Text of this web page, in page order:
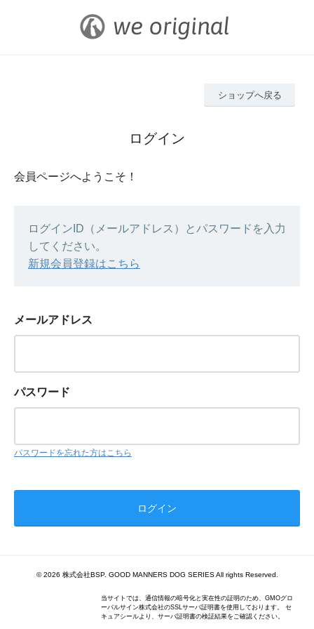
ショップへ戻る
ログイン
会員ページへようこそ！
ログインID（メールアドレス）とパスワードを入力
してください。
新規会員登録はこちら
メールアドレス
パスワード
パスワードを忘れた方はこちら
© 2026 株式会社BSP. GOOD MANNERS DOG SERIES All rights Reserved.
当サイトでは、通信情報の暗号化と実在性の証明のため、GMOグロ
ーバルサイン株式会社のSSLサーバ証明書を使用しております。 セ
キュアシールより、サーバ証明書の検証結果をご確認ください。